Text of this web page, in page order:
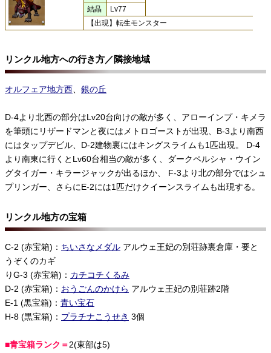
結晶
Lv77
【出現】転生モンスター
リンクル地方への行き方／隣接地域
オルフェア地方西 銀の丘
D-4より北西の部分はLv20台向けの敵が多く、アローインプ・キメラ
を筆頭にリザードマンと夜にはメトロゴーストが出現、B-3より南西
にはタップデビル、D-2建物裏にはキングスライムも1匹出現。 D-4
より南東に行くとLv60台相当の敵が多く、ダークペルシャ・ウイン
グタイガー・キラージャックが出るほか、 F-3より北の部分ではシュ
プリンガー、さらにE-2には1匹だけクイーンスライムも出現する。
リンクル地方の宝箱
C-2 (赤宝箱)： ちいさなメダル アルウェ王妃の別荘跡裏倉庫・要と
うぞくのカギ
りG-3 (赤宝箱)： カチコチくるみ
D-2 (赤宝箱)： おうごんのかけら アルウェ王妃の別荘跡2階
E-1 (黒宝箱)： 青い宝石
H-8 (黒宝箱)： プラチナこうせき 3個
■青宝箱ランク＝2(東部は5)